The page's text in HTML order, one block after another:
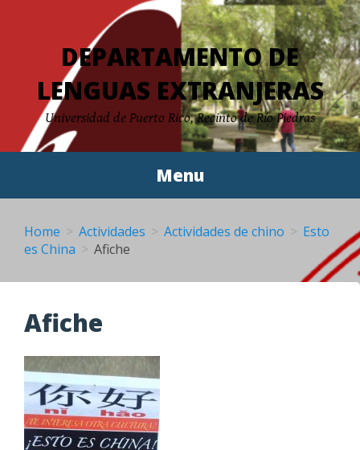
DEPARTAMENTO DE
LENGUAS EXTRANJERAS
Universidad de Puerto Rico, Recinto de Río Piedras
Menu
Home Actividades Actividades de chino
Esto
es China
Afiche
Afiche